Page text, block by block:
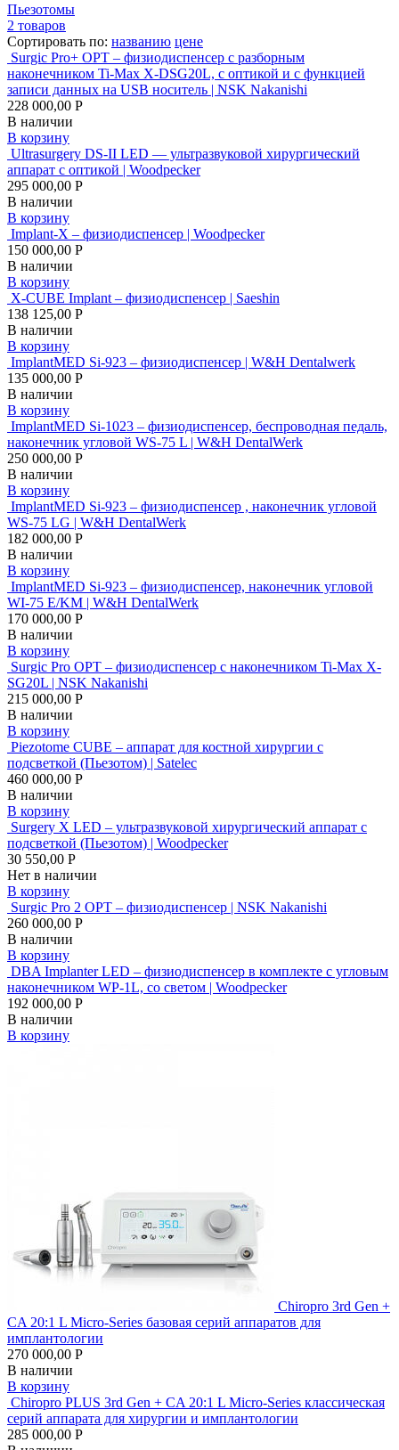
Пьезотомы
2 товаров
Сортировать по: названию цене
Surgic Pro+ OPT – физиодиспенсер с разборным
наконечником Ti-Max X-DSG20L, с оптикой и с функцией
записи данных на USB носитель | NSK Nakanishi
228 000,00 Р
В наличии
В корзину
Ultrasurgery DS-II LED — ультразвуковой хирургический
аппарат с оптикой | Woodpecker
295 000,00 Р
В наличии
В корзину
Implant-X – физиодиспенсер | Woodpecker
150 000,00 Р
В наличии
В корзину
X-CUBE Implant – физиодиспенсер | Saeshin
138 125,00 Р
В наличии
В корзину
ImplantMED Si-923 – физиодиспенсер | W&H Dentalwerk
135 000,00 Р
В наличии
В корзину
ImplantMED Si-1023 – физиодиспенсер, беспроводная педаль,
наконечник угловой WS-75 L | W&H DentalWerk
250 000,00 Р
В наличии
В корзину
ImplantMED Si-923 – физиодиспенсер , наконечник угловой
WS-75 LG | W&H DentalWerk
182 000,00 Р
В наличии
В корзину
ImplantMED Si-923 – физиодиспенсер, наконечник угловой
WI-75 E/KM | W&H DentalWerk
170 000,00 Р
В наличии
В корзину
Surgic Pro OPT – физиодиспенсер с наконечником Ti-Max X-
SG20L | NSK Nakanishi
215 000,00 Р
В наличии
В корзину
Piezotome CUBE – аппарат для костной хирургии с
подсветкой (Пьезотом) | Satelec
460 000,00 Р
В наличии
В корзину
Surgery X LED – ультразвуковой хирургический аппарат с
подсветкой (Пьезотом) | Woodpecker
30 550,00 Р
Нет в наличии
В корзину
Surgic Pro 2 OPT – физиодиспенсер | NSK Nakanishi
260 000,00 Р
В наличии
В корзину
DBA Implanter LED – физиодиспенсер в комплекте с угловым
наконечником WP-1L, со светом | Woodpecker
192 000,00 Р
В наличии
В корзину
Chiropro 3rd Gen +
СA 20:1 L Micro-Series базовая серий аппаратов для
имплантологии
270 000,00 Р
В наличии
В корзину
Chiropro PLUS 3rd Gen + СA 20:1 L Micro-Series классическая
серий аппарата для хирургии и имплантологии
285 000,00 Р